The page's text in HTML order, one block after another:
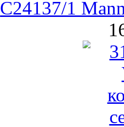
C24137/1